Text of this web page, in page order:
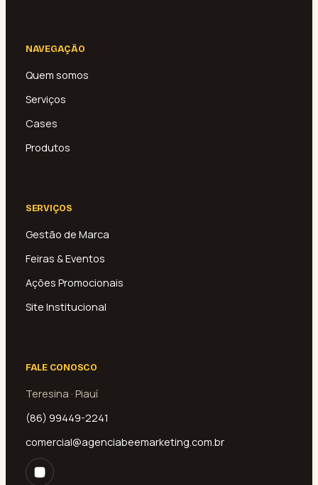
NAVEGAÇÃO
Quem somos
Serviços
Cases
Produtos
SERVIÇOS
Gestão de Marca
Feiras & Eventos
Ações Promocionais
Site Institucional
FALE CONOSCO
Teresina · Piauí
(86) 99449-2241
comercial@agenciabeemarketing.com.br